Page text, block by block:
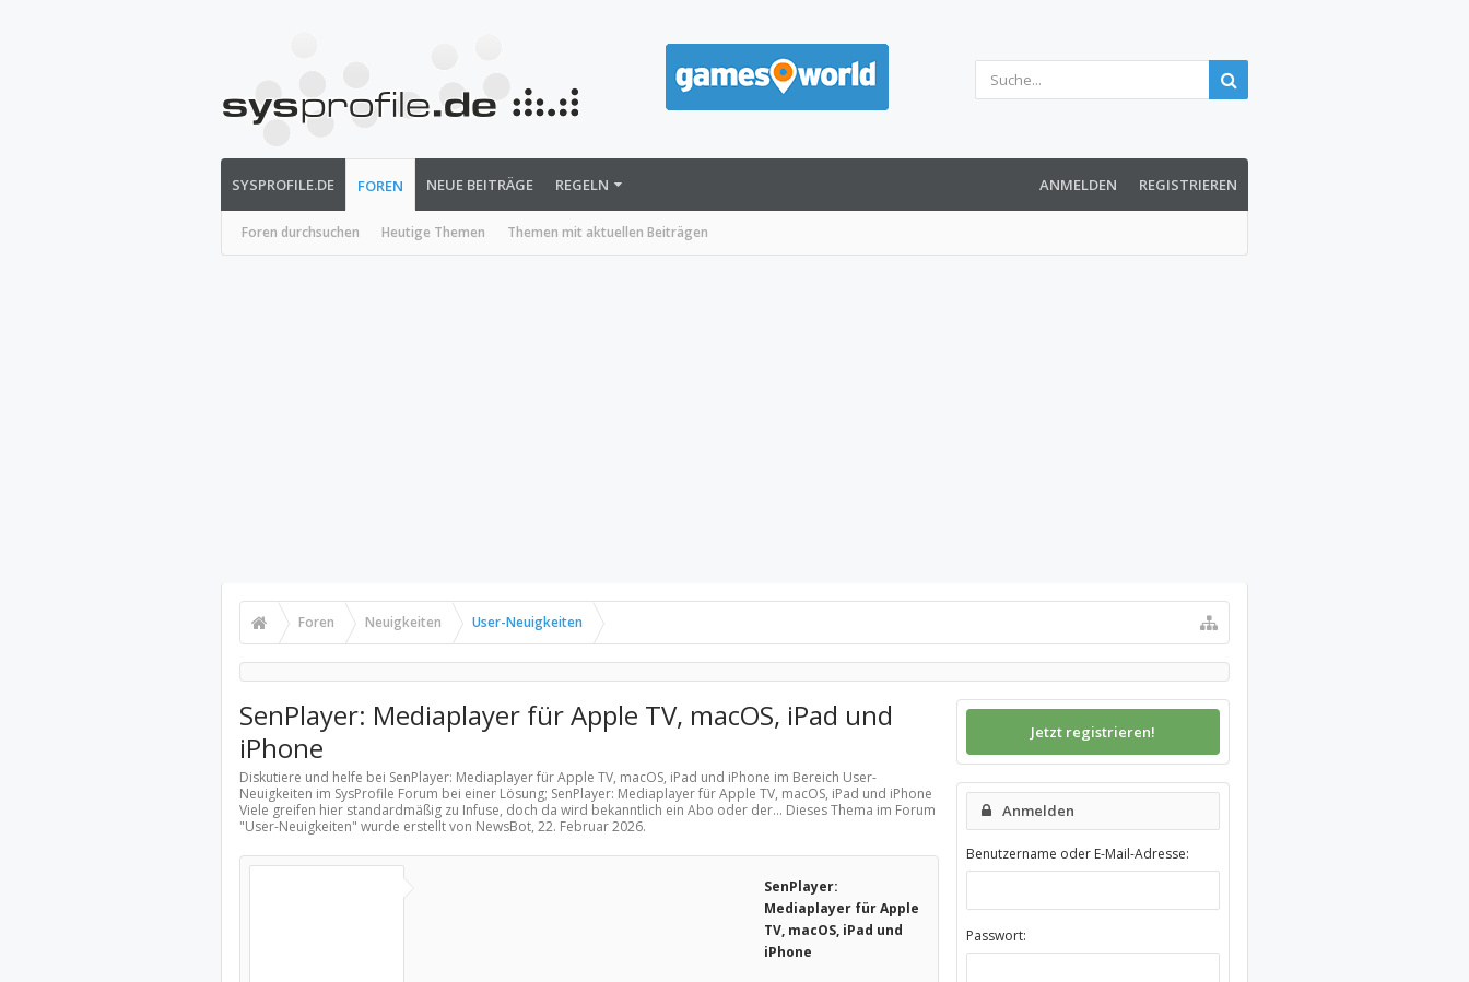
SYSPROFILE.DE FOREN
Foren durchsuchen Heutige Themen Themen mit aktuellen Beiträgen
NEUE BEITRÄGE REGELN ANMELDEN REGISTRIEREN
Foren Neuigkeiten User-Neuigkeiten
SenPlayer: Mediaplayer für Apple TV, macOS, iPad und
iPhone
Diskutiere und helfe bei SenPlayer: Mediaplayer für Apple TV, macOS, iPad und iPhone im Bereich User-
Neuigkeiten im SysProfile Forum bei einer Lösung; SenPlayer: Mediaplayer für Apple TV, macOS, iPad und iPhone
Viele greifen hier standardmäßig zu Infuse, doch da wird bekanntlich ein Abo oder der... Dieses Thema im Forum
"User-Neuigkeiten" wurde erstellt von NewsBot, 22. Februar 2026.
SenPlayer:
Mediaplayer für Apple
TV, macOS, iPad und
iPhone
Jetzt registrieren!
Anmelden
Benutzername oder E-Mail-Adresse:
Passwort: